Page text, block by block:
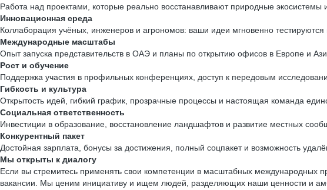
Работа над проектами, которые реально восстанавливают природные экосистемы
Инновационная среда
Коллаборация учёных, инженеров и агрономов: ваши идеи мгновенно тестируются
Международные масштабы
Опыт запуска представительств в ОАЭ и планы по открытию офисов в Европе и
Рост и обучение
Поддержка участия в профильных конференциях, доступ к передовым
Гибкость и культура
Открытость идей, гибкий график, прозрачные процессы и настоящая команда
Социальная ответственность
Инвестиции в образование, восстановление ландшафтов и развитие местных
Конкурентный пакет
Достойная зарплата, бонусы за достижения, полный соцпакет и возможность
Мы открыты к диалогу
Если вы стремитесь применять свои компетенции в масштабных международных
вакансии. Мы ценим инициативу и ищем людей, разделяющих наши ценности и